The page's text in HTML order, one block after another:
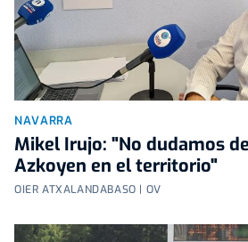
NAVARRA
Mikel Irujo: "No dudamos
Azkoyen en el territorio"
OIER ATXALANDABASO | OV